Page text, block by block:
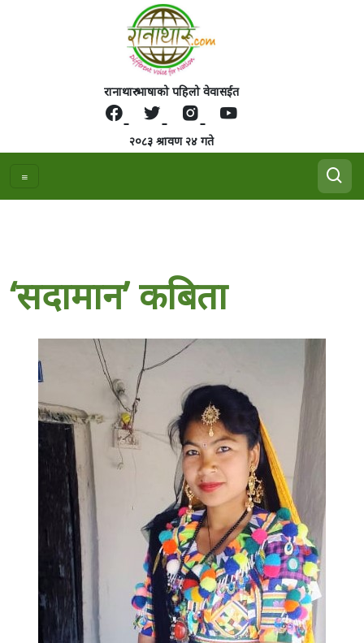
रानाथारु भाषाको पहिलो वेवासईत
२०८३ श्रावण २४ गते
‘सदामान’ कबिता